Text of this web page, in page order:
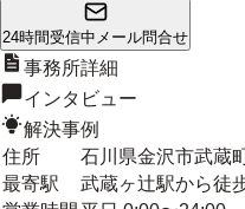
24時間受信中 メール問合せ
事務所詳細
インタビュー
解決事例
住所
石川県金沢市武蔵
最寄駅
武蔵ヶ辻駅から徒